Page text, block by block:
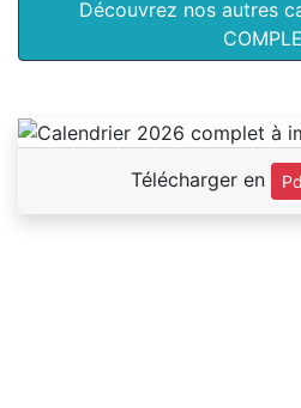
Découvrez nos autres
Télécharger en